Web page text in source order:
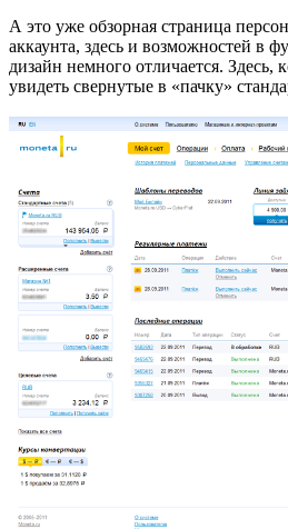
А это уже обзорная страница
аккаунта, здесь и возможностей в
дизайн немного отличается. Здесь,
увидеть свернутые в «пачку»